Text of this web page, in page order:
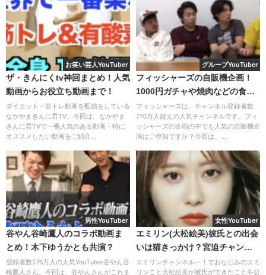
「チャクラ」とはサンスクリット語（古代インド・アーリ
ア語に属する言語）で 円、車輪 を意味する言葉。
体の各所にあるポイントから出ているエネルギーが（車輪
のように）巡ることでより活力がみなぎるという考え方。
チャクラが開き、整（ととの）えられる事によって自分の
異性との良くない出会いが多いのも「チャクラが開いてい
ない」と伝えるあたり、
神社仏閣大好き芸人小藪ならでは
の発言ですね。
まとめ
業界には様々なスタッフさんがいますがYouTubeチャンネ
ルの企画で一スタッフが婚活企画を行うのはほとんど無い
と思います。
そんな中でも自分をさらけ出してMCに笑われながらも、本
す。
そしてそんな彼女が出演する度に終始、心配性な父親目線
で発言していた小藪さんもまた企画を盛り上げてくれた
MVPを贈りたい。
お笑い芸人YouTuber
ザ・きんにくtv神回まとめ！人気
動画からお役立ち動画まで！
ダイエット・筋トレ動画を配信をしている
なかやまきんに君TV。今回は、なかやま
きんに君TVで一番人気のある動画・特に
オススメしたい動画をご紹介...
グループYouTuber
フィッシャーズの自販機企画！
1000円ガチャや焼肉などの食べ
物も！
フィッシャーズは、チャンネル登録者数
770万人超えの人気チャンネルです。フィ
ッシャーズの企画の中でも人気の自販機企
画はご存知ですか？今回は、...
男性YouTuber
谷やん谷崎鷹人のコラボ動画ま
とめ！木下ゆうかとも共演？
登録者数176万人の人気YouTuber谷やん谷
崎鷹人さん。今回は、谷やんさんがこれま
女性YouTuber
エミリン(大松絵美)彼氏との出会
いは猫きっかけ？宮迫チャンネ
ルのアヤト君という噂は本当？
エミリンチャンネル～！でおなじみのエミ
リンこと大松絵美が彼氏ができたことを公